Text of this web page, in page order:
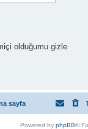
olduğumu gizle
sayfa
Powered by phpBB®